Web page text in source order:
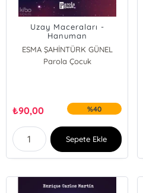
Uzay Maceraları -
Hanuman
Gezegeni;Mısır’daki
Gizemler
ESMA ŞAHİNTÜRK GÜNEL
Parola Çocuk
₺90,00 %40
Sepete Ekle